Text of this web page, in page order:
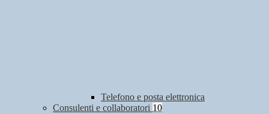
Telefono e posta elettronica
Consulenti e collaboratori 10